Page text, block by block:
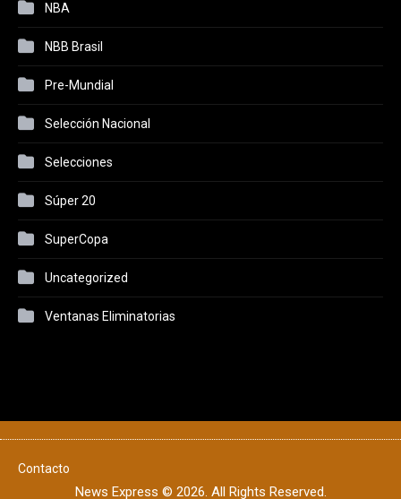
NBA
NBB Brasil
Pre-Mundial
Selección Nacional
Selecciones
Súper 20
SuperCopa
Uncategorized
Ventanas Eliminatorias
Contacto
News Express © 2026. All Rights Reserved.